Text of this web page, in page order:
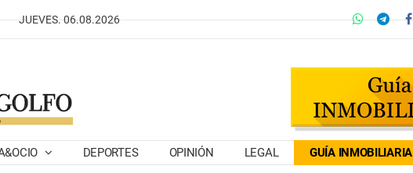
JUEVES. 06.08.2026
DEPORTES OPINIÓN LEGAL GUÍA INMOBILIARIA